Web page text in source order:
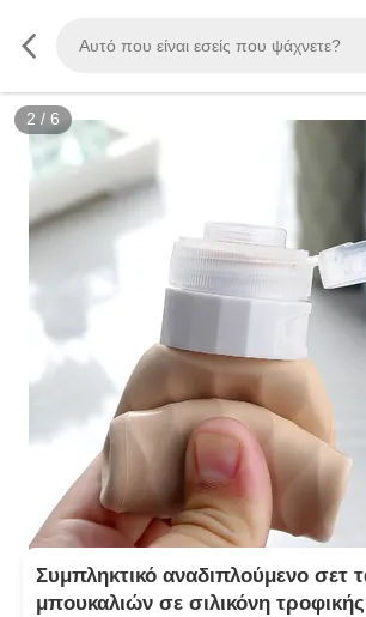
3 / 6
Συμπληκτικό αναδιπλούμενο σετ
μπουκαλιών σε σιλικόνη